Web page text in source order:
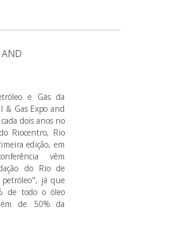
AND
e Gás da
& Gas Expo and
dois anos no
Riocentro, Rio
edição, em
vêm
do Rio de
petróleo", já que
de todo o óleo
de 50% da